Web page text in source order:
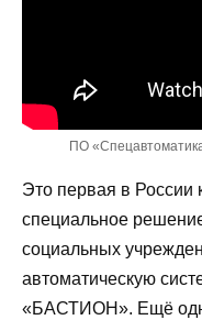
ПО
Это первая в России
специальное
социальных
автоматическую
«БАСТИОН». Ещё